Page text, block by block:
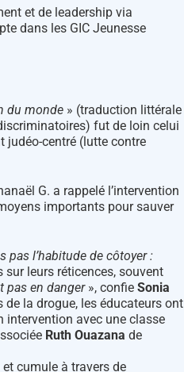
et de leadership via
dans les GIC Jeunesse
du monde » (traduction littérale
fut de loin celui
judéo-centré (lutte contre
G. a rappelé l’intervention
importants pour sauver
pas l’habitude de côtoyer :
leurs réticences, souvent
pas en danger», confie Sonia
la drogue, les éducateurs ont
intervention avec une classe
Ruth Ouazana de
cumule à travers de